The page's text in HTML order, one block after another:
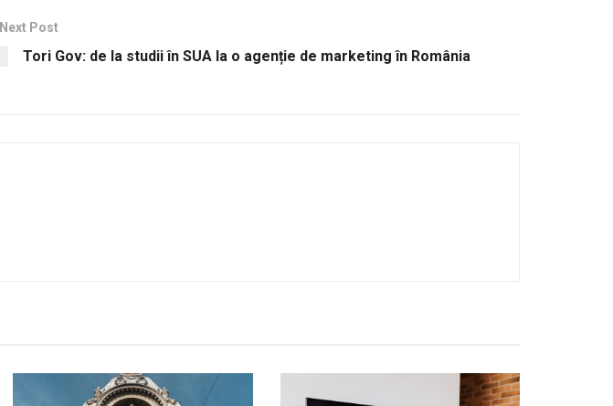
Next Post
Tori Gov: de la studii în SUA la o agenție de marketing în România